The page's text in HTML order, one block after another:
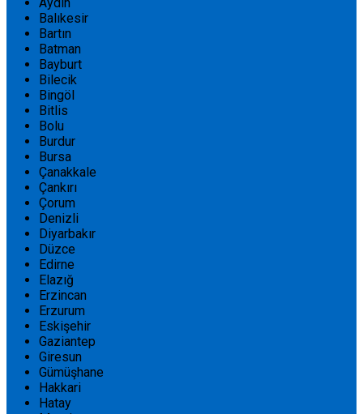
Balıkesir
Bartın
Batman
Bayburt
Bilecik
Bingöl
Bitlis
Bolu
Burdur
Bursa
Çanakkale
Çankırı
Çorum
Denizli
Diyarbakır
Düzce
Edirne
Elazığ
Erzincan
Erzurum
Eskişehir
Gaziantep
Giresun
Gümüşhane
Hakkari
Hatay